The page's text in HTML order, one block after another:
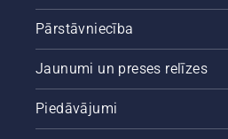
Pārstāvniecība
Jaunumi un preses relīzes
Piedāvājumi